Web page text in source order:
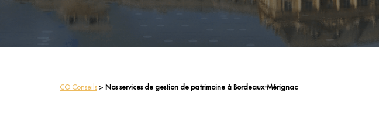
CO Conseils > Nos services de gestion de patrimoine à Bordeaux-Mérignac